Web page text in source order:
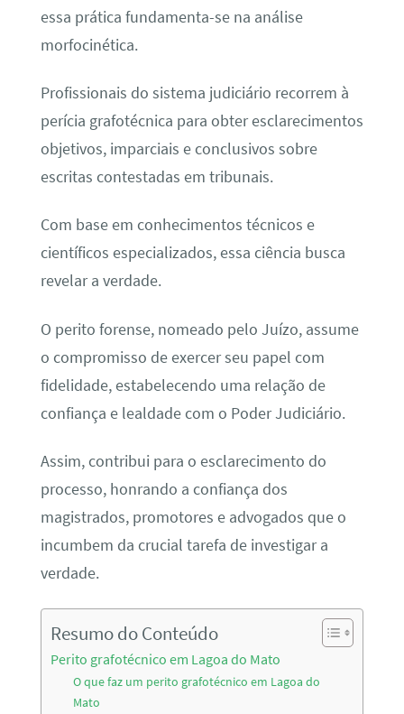
essa prática fundamenta-se na análise
morfocinética.
Profissionais do sistema judiciário recorrem à
perícia grafotécnica para obter esclarecimentos
objetivos, imparciais e conclusivos sobre
escritas contestadas em tribunais.
Com base em conhecimentos técnicos e
científicos especializados, essa ciência busca
revelar a verdade.
O perito forense, nomeado pelo Juízo, assume
o compromisso de exercer seu papel com
fidelidade, estabelecendo uma relação de
confiança e lealdade com o Poder Judiciário.
Assim, contribui para o esclarecimento do
processo, honrando a confiança dos
magistrados, promotores e advogados que o
incumbem da crucial tarefa de investigar a
verdade.
Resumo do Conteúdo
Perito grafotécnico em Lagoa do Mato
O que faz um perito grafotécnico em Lagoa do
Mato